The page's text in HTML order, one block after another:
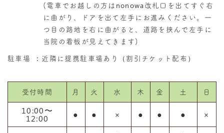
(電車でお越しの方はnonowa改札口を出てすぐ右
に曲がり、ドアを出て左手にお進みください。一
つ目の路地を右に曲がると、道路を挟んで左手に
当院の看板が見えてきます)
駐車場
：近隣に提携駐車場あり（割引チケット配布）
受付時間 月 火 水 木 金 土 日
10:00〜
12:00 ● ● × ● ● ● ×